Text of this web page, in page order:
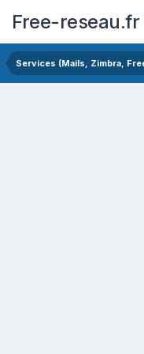
Free-
Services (Mails, Zimbra,